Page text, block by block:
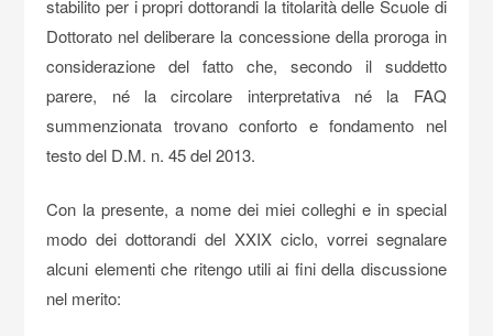
stabilito per i propri dottorandi la titolarità delle Scuole di
Dottorato nel deliberare la concessione della proroga in
considerazione del fatto che, secondo il suddetto
parere, né la circolare interpretativa né la FAQ
summenzionata trovano conforto e fondamento nel
testo del D.M. n. 45 del 2013.
Con la presente, a nome dei miei colleghi e in special
modo dei dottorandi del XXIX ciclo, vorrei segnalare
alcuni elementi che ritengo utili ai fini della discussione
nel merito: